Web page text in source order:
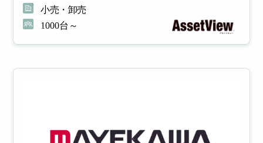
小売・卸売
1000台～